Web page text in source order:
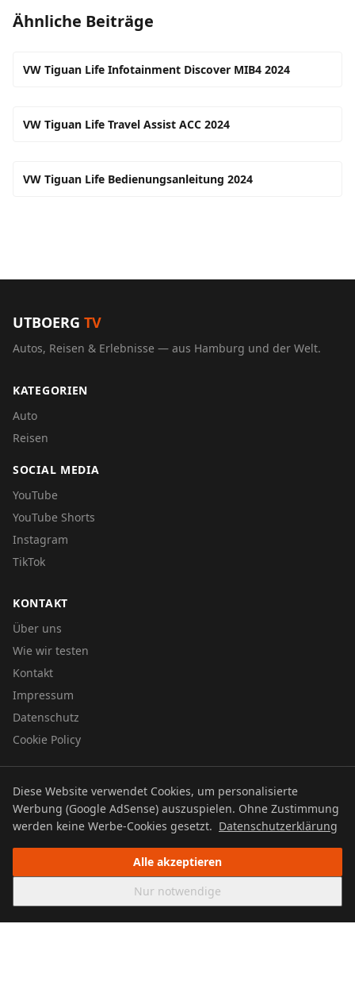
Ähnliche Beiträge
VW Tiguan Life Infotainment Discover MIB4 2024
VW Tiguan Life Travel Assist ACC 2024
VW Tiguan Life Bedienungsanleitung 2024
UTBOERG TV
Autos, Reisen & Erlebnisse — aus Hamburg und der Welt.
KATEGORIEN
Auto
Reisen
SOCIAL MEDIA
YouTube
YouTube Shorts
Instagram
TikTok
KONTAKT
Über uns
Wie wir testen
Kontakt
Impressum
Datenschutz
Cookie Policy
© 2026 UTBOERG TV
DatenschutzImpressumCookie Policy
Diese Website verwendet Cookies, um personalisierte
Werbung (Google AdSense) auszuspielen. Ohne Zustimmung
werden keine Werbe-Cookies gesetzt. Datenschutzerklärung
Alle akzeptieren
Nur notwendige